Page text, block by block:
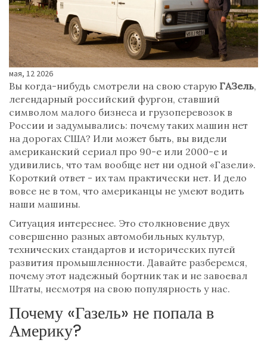
мая, 12 2026
Вы когда-нибудь смотрели на свою старую ГАЗель,
легендарный российский фургон, ставший
символом малого бизнеса и грузоперевозок в
России и задумывались: почему таких машин нет
на дорогах США? Или может быть, вы видели
американский сериал про 90-е или 2000-е и
удивились, что там вообще нет ни одной «Газели».
Короткий ответ - их там практически нет. И дело
вовсе не в том, что американцы не умеют водить
наши машины.
Ситуация интереснее. Это столкновение двух
совершенно разных автомобильных культур,
технических стандартов и исторических путей
развития промышленности. Давайте разберемся,
почему этот надежный бортник так и не завоевал
Штаты, несмотря на свою популярность у нас.
Почему «Газель» не попала в
Америку?